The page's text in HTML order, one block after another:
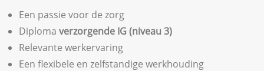
Een passie voor de zorg
Diploma verzorgende IG (niveau 3)
Relevante werkervaring
Een flexibele en zelfstandige werkhouding